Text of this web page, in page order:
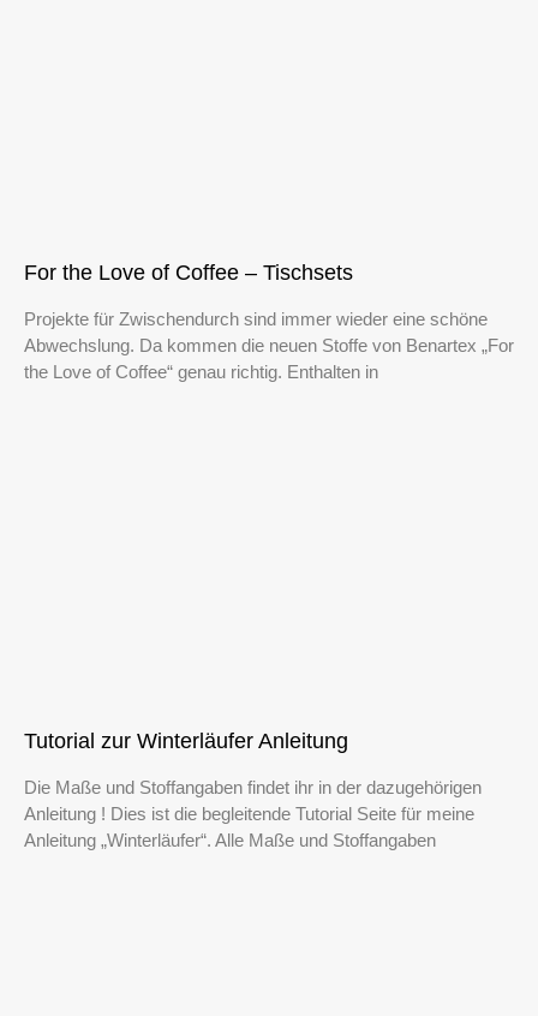
For the Love of Coffee – Tischsets
Projekte für Zwischendurch sind immer wieder eine schöne
Abwechslung. Da kommen die neuen Stoffe von Benartex „For
the Love of Coffee“ genau richtig. Enthalten in
Tutorial zur Winterläufer Anleitung
Die Maße und Stoffangaben findet ihr in der dazugehörigen
Anleitung ! Dies ist die begleitende Tutorial Seite für meine
Anleitung „Winterläufer“. Alle Maße und Stoffangaben